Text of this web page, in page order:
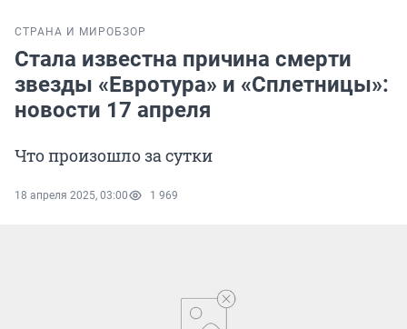
СТРАНА И МИРОБЗОР
Стала известна причина смерти
звезды «Евротура» и «Сплетницы»:
новости 17 апреля
Что произошло за сутки
18 апреля 2025, 03:00 1 969